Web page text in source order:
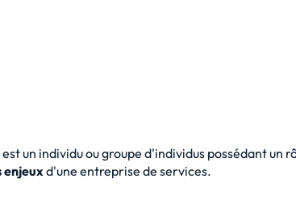
un individu ou groupe d'individus possédant un
enjeuxd'une entreprise de services.